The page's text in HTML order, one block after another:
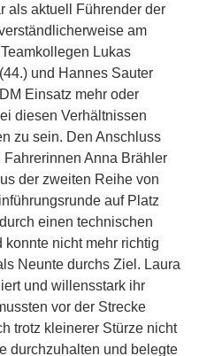
als aktuell Führender der
am
Lukas
und Hannes Sauter
Einsatz mehr oder
diesen Verhältnissen
zu sein. Den Anschluss
Anna Brähler
der zweiten Reihe von
auf Platz
einen technischen
konnte nicht mehr richtig
Neunte durchs Ziel. Laura
und willensstark ihr
vor der Strecke
trotz kleinerer Stürze nicht
durchzuhalten und belegte